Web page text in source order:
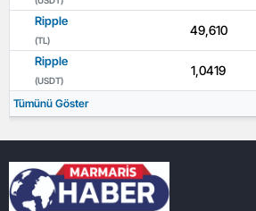
Ripple
(TL)
49,610
Ripple
(USDT)
1,0419
Tümünü Göster